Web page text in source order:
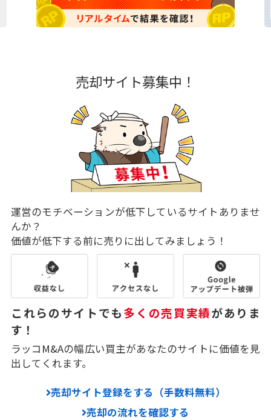
売却サイト募集中！
運営のモチベーションが低下しているサイトありませ
んか？
価値が低下する前に売りに出してみましょう！
これらのサイトでも多くの売買実績がありま
す！
ラッコM&Aの幅広い買主があなたのサイトに価値を見
出してくれます。
売却サイト登録をする（手数料無料）
売却の流れを確認する